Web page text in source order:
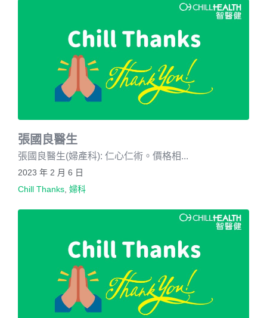
張國良醫生
張國良醫生(婦產科): 仁心仁術。價格相...
2023 年 2 月 6 日
Chill Thanks 婦科